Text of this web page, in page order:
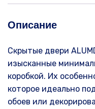
себе
Описание
Скрытые двери
изысканные
коробкой. Их
которое идеально
обоев или